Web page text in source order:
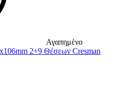
Αγαπημένο
2+9 Θέσεων Cresman